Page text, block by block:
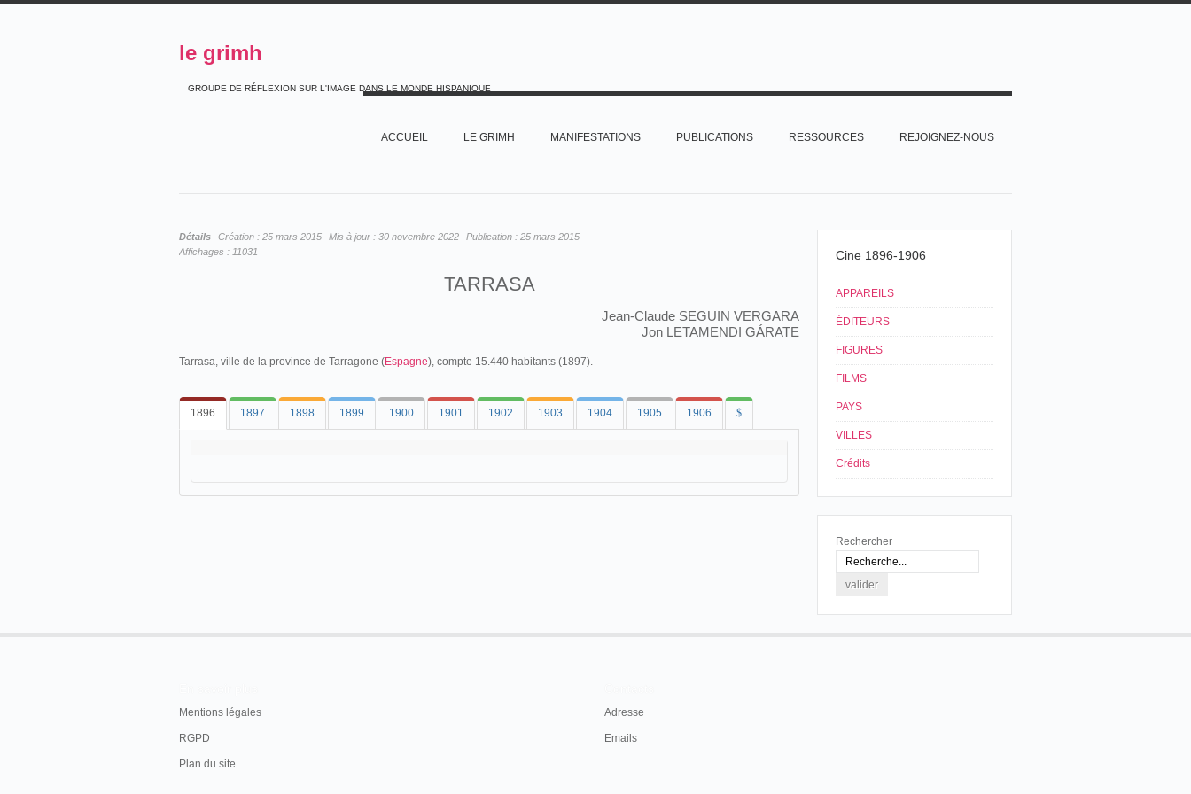
le grimh
GROUPE DE RÉFLEXION SUR L'IMAGE DANS LE MONDE HISPANIQUE
ACCUEIL LE GRIMH MANIFESTATIONS PUBLICATIONS RESSOURCES REJOIGNEZ-NOUS
Détails Création : 25 mars 2015 Mis à jour : 30 novembre 2022 Publication : 25 mars 2015
Affichages : 11031
TARRASA
Jean-Claude SEGUIN VERGARA
Jon LETAMENDI GÁRATE
Tarrasa, ville de la province de Tarragone (Espagne), compte 15.440 habitants (1897).
1896 1897 1898 1899 1900 1901 1902 1903 1904 1905 1906 $
Cine 1896-1906
APPAREILS
ÉDITEURS
FIGURES
FILMS
PAYS
VILLES
Crédits
Rechercher
Mentions légales
RGPD
Plan du site
Adresse
Emails